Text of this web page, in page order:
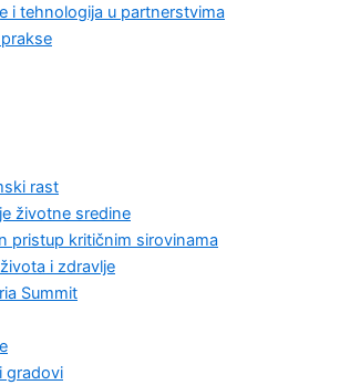
i tehnologija u partnerstvima
rast
životne sredine
pristup kritičnim sirovinama
i zdravlje
Summit
gradovi